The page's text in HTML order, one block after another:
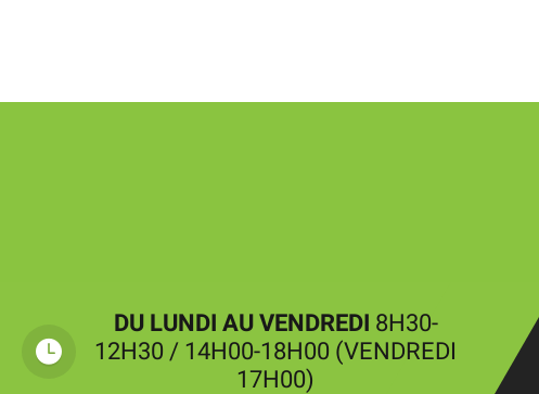
DU LUNDI AU VENDREDI 8H30-
12H30 / 14H00-18H00 (VENDREDI
17H00)